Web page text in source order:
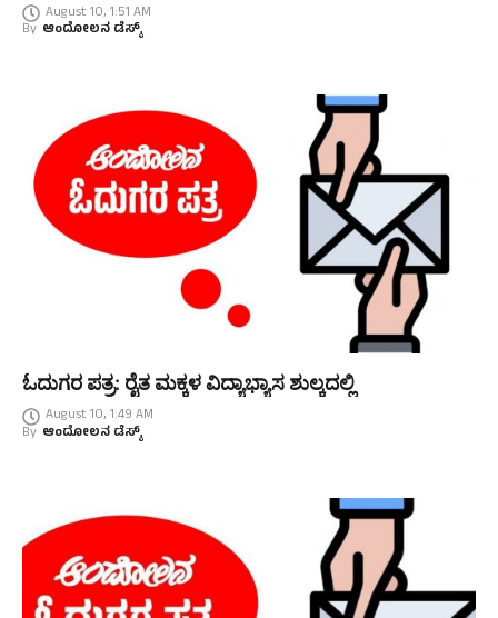
August 10, 1:51 AM
By ಆಂದೋಲನ ಡೆಸ್ಕ್
ಓದುಗರ ಪತ್ರ: ರೈತ ಮಕ್ಕಳ ವಿದ್ಯಾಭ್ಯಾಸ ಶುಲ್ಕದಲ್ಲಿ
August 10, 1:49 AM
By ಆಂದೋಲನ ಡೆಸ್ಕ್